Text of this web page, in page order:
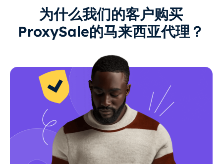
为什么我们的客户购买
ProxySale的马来西亚代理？